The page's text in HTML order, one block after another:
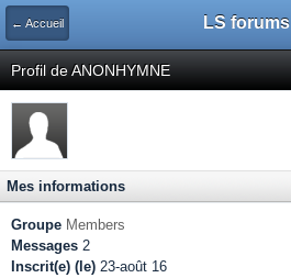
← Accueil LS forums
Profil de ANONHYMNE
Mes informations
Groupe Members
Messages 2
Inscrit(e) (le) 23-août 16